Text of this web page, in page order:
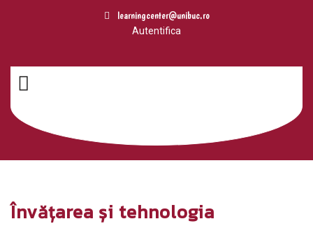
learningcenter@unibuc.ro
Autentifica
Învățarea și tehnologia
Atelierele s-au încheiat, ne vom relua
activitatea cu noi ateliere în curând.
learningcenter@unibuc.ro.